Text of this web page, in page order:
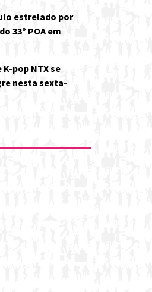
estrelado por
33º POA em
K-pop NTX se
nesta sexta-